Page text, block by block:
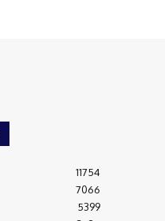
11754
7066
5399